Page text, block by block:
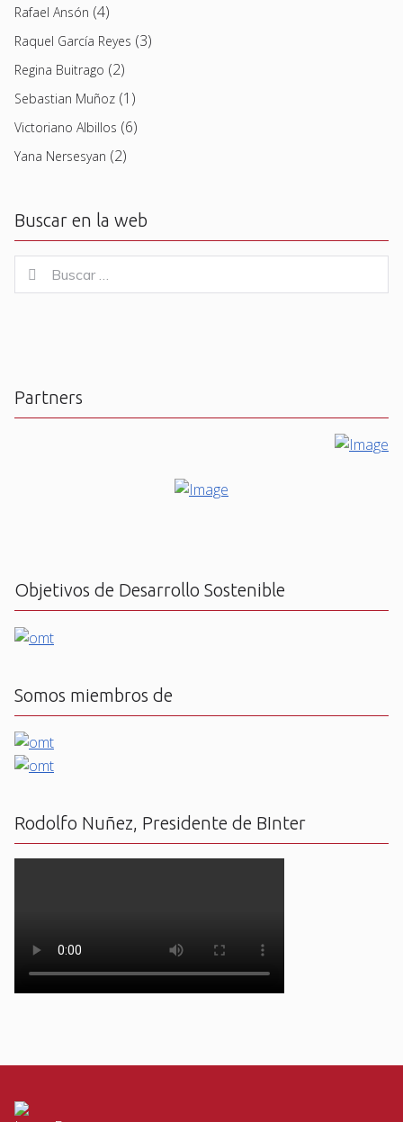
Rafael Ansón (4)
Raquel García Reyes (3)
Regina Buitrago (2)
Sebastian Muñoz (1)
Victoriano Albillos (6)
Yana Nersesyan (2)
Buscar en la web
for:
Buscar
Partners
Objetivos de Desarrollo Sostenible
Somos miembros de
Rodolfo Nuñez, Presidente de BInter